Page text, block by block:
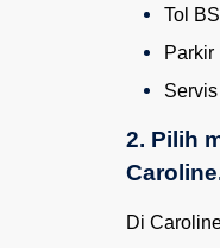
Tol
Parkir
2. Pilih
Di